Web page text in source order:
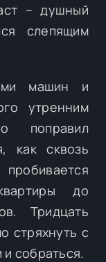
– душный
слепящим
машин и
утренним
поправил
как сквозь
до
Тридцать
стряхнуть с
собраться.